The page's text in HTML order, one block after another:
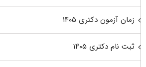
زمان آزمون دکتری ۱۴۰۵
ثبت نام دکتری ۱۴۰۵